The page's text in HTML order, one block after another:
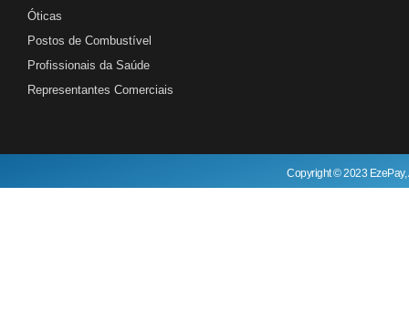
Óticas
Postos de Combustível
Profissionais da Saúde
Representantes Comerciais
Copyright © 2023